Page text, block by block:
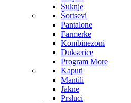
Suknje
Šortsevi
Pantalone
Farmerke
Kombinezoni
Dukserice
Program More
Kaputi
Mantili
Jakne
Prsluci